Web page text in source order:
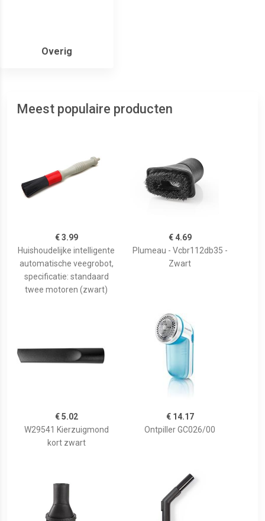
Overig
Meest populaire producten
€ 3.99
Huishoudelijke intelligente
automatische veegrobot,
specificatie: standaard
twee motoren (zwart)
€ 4.69
Plumeau - Vcbr112db35 -
Zwart
€ 5.02
W29541 Kierzuigmond
kort zwart
€ 14.17
Ontpiller GC026/00